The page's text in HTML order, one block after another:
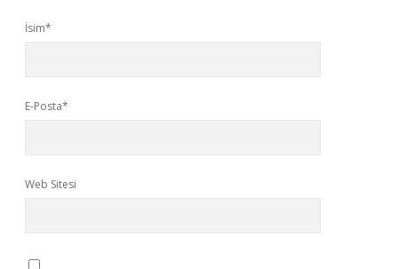
İsim*
E-Posta*
Web Sitesi